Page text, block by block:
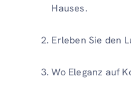
Hauses.
Erleben Sie den
Wo Eleganz auf